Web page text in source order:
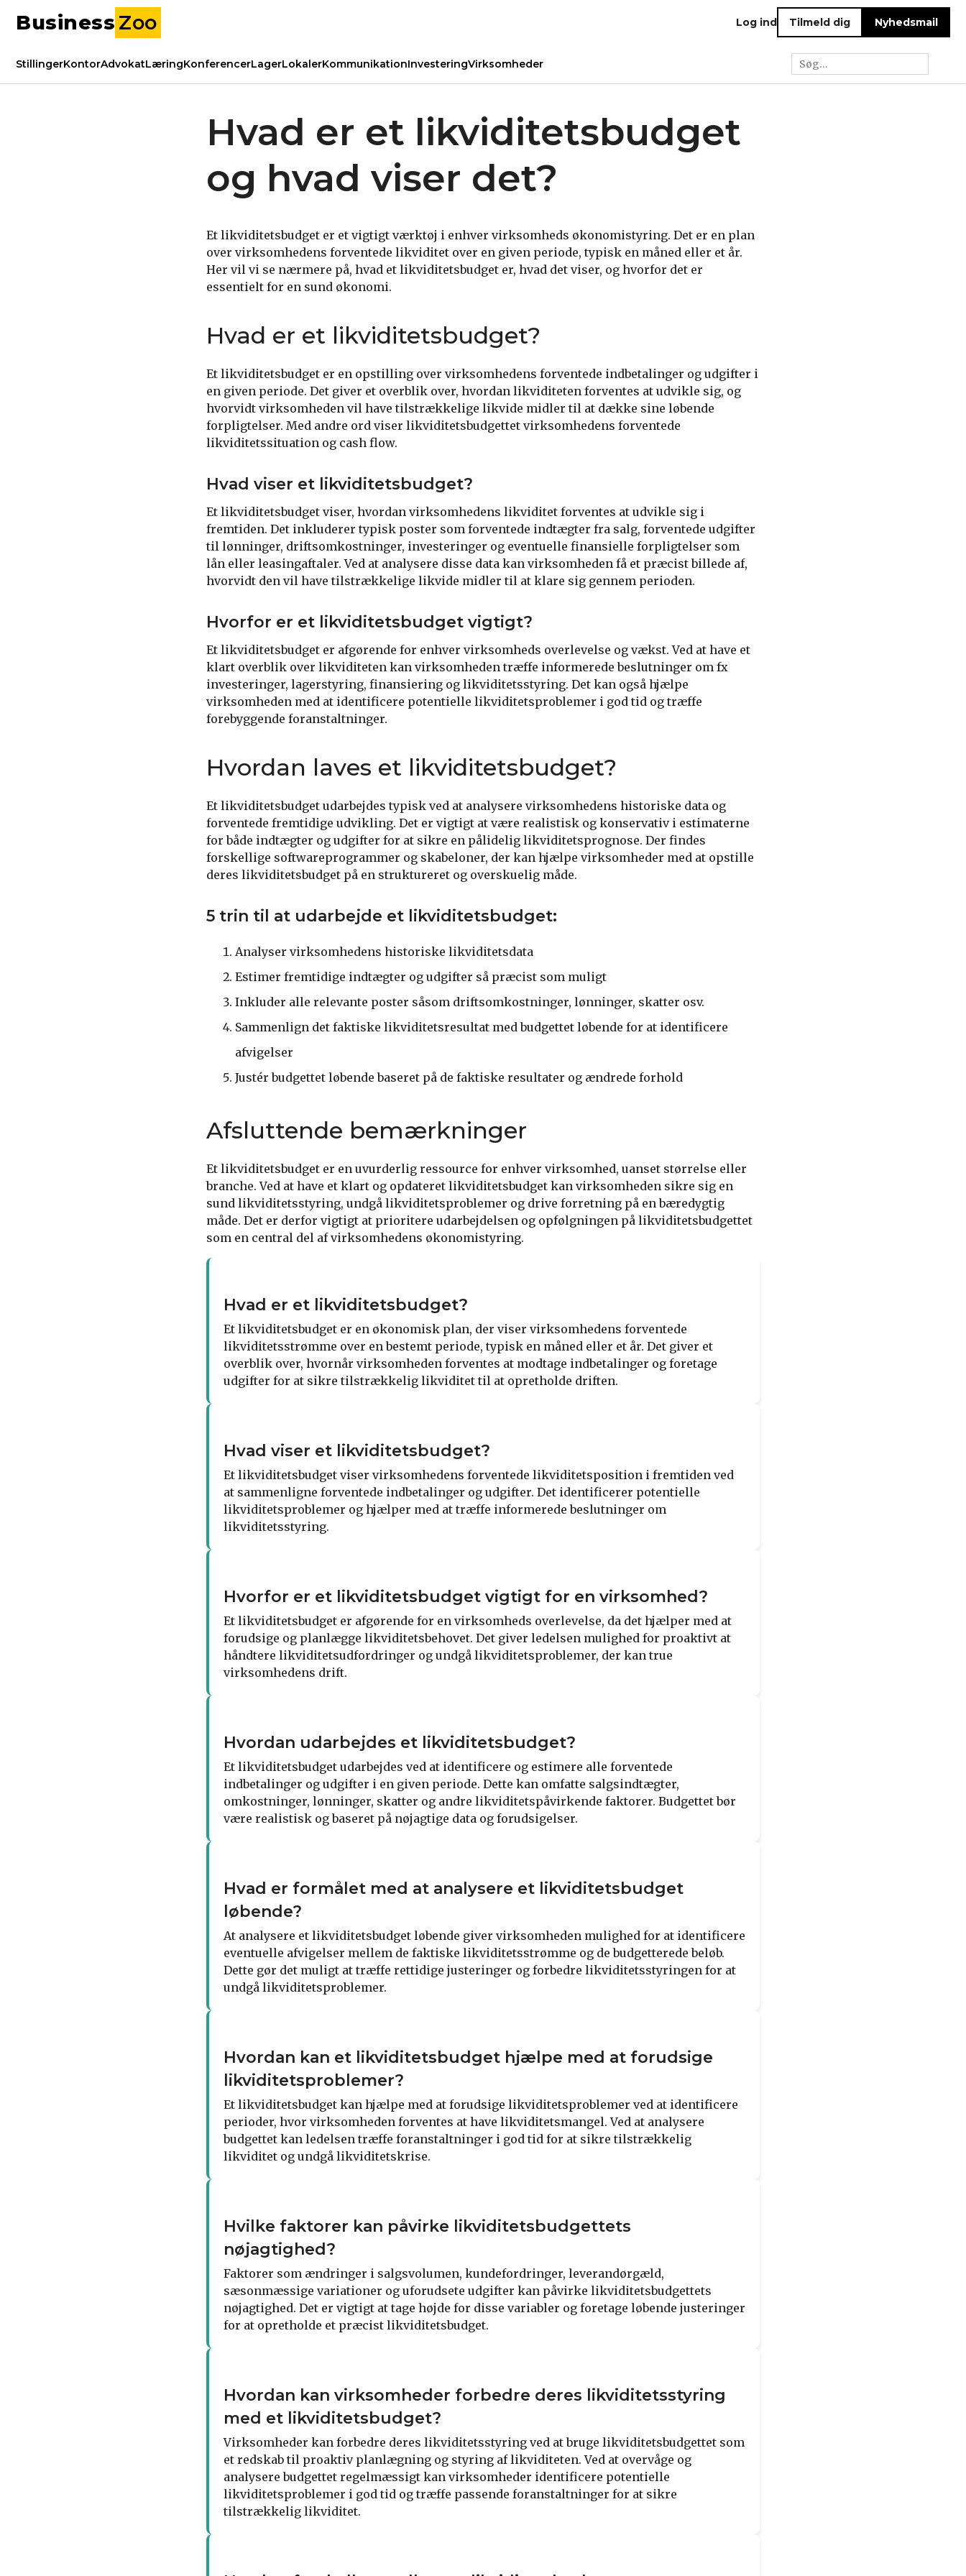
Business Zoo Log ind Tilmeld dig Nyhedsmail
StillingerKontorAdvokatLæringKonferencerLagerLokalerKommunikationInvesteringVirksomheder
Hvad er et likviditetsbudget
og hvad viser det?
Et likviditetsbudget er et vigtigt værktøj i enhver virksomheds økonomistyring. Det er en plan
over virksomhedens forventede likviditet over en given periode, typisk en måned eller et år.
Her vil vi se nærmere på, hvad et likviditetsbudget er, hvad det viser, og hvorfor det er
essentielt for en sund økonomi.
Hvad er et likviditetsbudget?
Et likviditetsbudget er en opstilling over virksomhedens forventede indbetalinger og udgifter i
en given periode. Det giver et overblik over, hvordan likviditeten forventes at udvikle sig, og
hvorvidt virksomheden vil have tilstrækkelige likvide midler til at dække sine løbende
forpligtelser. Med andre ord viser likviditetsbudgettet virksomhedens forventede
likviditetssituation og cash flow.
Hvad viser et likviditetsbudget?
Et likviditetsbudget viser, hvordan virksomhedens likviditet forventes at udvikle sig i
fremtiden. Det inkluderer typisk poster som forventede indtægter fra salg, forventede udgifter
til lønninger, driftsomkostninger, investeringer og eventuelle finansielle forpligtelser som
lån eller leasingaftaler. Ved at analysere disse data kan virksomheden få et præcist billede af,
hvorvidt den vil have tilstrækkelige likvide midler til at klare sig gennem perioden.
Hvorfor er et likviditetsbudget vigtigt?
Et likviditetsbudget er afgørende for enhver virksomheds overlevelse og vækst. Ved at have et
klart overblik over likviditeten kan virksomheden træffe informerede beslutninger om fx
investeringer, lagerstyring, finansiering og likviditetsstyring. Det kan også hjælpe
virksomheden med at identificere potentielle likviditetsproblemer i god tid og træffe
forebyggende foranstaltninger.
Hvordan laves et likviditetsbudget?
Et likviditetsbudget udarbejdes typisk ved at analysere virksomhedens historiske data og
forventede fremtidige udvikling. Det er vigtigt at være realistisk og konservativ i estimaterne
for både indtægter og udgifter for at sikre en pålidelig likviditetsprognose. Der findes
forskellige softwareprogrammer og skabeloner, der kan hjælpe virksomheder med at opstille
deres likviditetsbudget på en struktureret og overskuelig måde.
5 trin til at udarbejde et likviditetsbudget:
Analyser virksomhedens historiske likviditetsdata
Estimer fremtidige indtægter og udgifter så præcist som muligt
Inkluder alle relevante poster såsom driftsomkostninger, lønninger, skatter osv.
Sammenlign det faktiske likviditetsresultat med budgettet løbende for at identificere
afvigelser
Justér budgettet løbende baseret på de faktiske resultater og ændrede forhold
Afsluttende bemærkninger
Et likviditetsbudget er en uvurderlig ressource for enhver virksomhed, uanset størrelse eller
branche. Ved at have et klart og opdateret likviditetsbudget kan virksomheden sikre sig en
sund likviditetsstyring, undgå likviditetsproblemer og drive forretning på en bæredygtig
måde. Det er derfor vigtigt at prioritere udarbejdelsen og opfølgningen på likviditetsbudgettet
som en central del af virksomhedens økonomistyring.
Hvad er et likviditetsbudget?
Et likviditetsbudget er en økonomisk plan, der viser virksomhedens forventede
likviditetsstrømme over en bestemt periode, typisk en måned eller et år. Det giver et
overblik over, hvornår virksomheden forventes at modtage indbetalinger og foretage
udgifter for at sikre tilstrækkelig likviditet til at opretholde driften.
Hvad viser et likviditetsbudget?
Et likviditetsbudget viser virksomhedens forventede likviditetsposition i fremtiden ved
at sammenligne forventede indbetalinger og udgifter. Det identificerer potentielle
likviditetsproblemer og hjælper med at træffe informerede beslutninger om
likviditetsstyring.
Hvorfor er et likviditetsbudget vigtigt for en virksomhed?
Et likviditetsbudget er afgørende for en virksomheds overlevelse, da det hjælper med at
forudsige og planlægge likviditetsbehovet. Det giver ledelsen mulighed for proaktivt at
håndtere likviditetsudfordringer og undgå likviditetsproblemer, der kan true
virksomhedens drift.
Hvordan udarbejdes et likviditetsbudget?
Et likviditetsbudget udarbejdes ved at identificere og estimere alle forventede
indbetalinger og udgifter i en given periode. Dette kan omfatte salgsindtægter,
omkostninger, lønninger, skatter og andre likviditetspåvirkende faktorer. Budgettet bør
være realistisk og baseret på nøjagtige data og forudsigelser.
Hvad er formålet med at analysere et likviditetsbudget
løbende?
At analysere et likviditetsbudget løbende giver virksomheden mulighed for at identificere
eventuelle afvigelser mellem de faktiske likviditetsstrømme og de budgetterede beløb.
Dette gør det muligt at træffe rettidige justeringer og forbedre likviditetsstyringen for at
undgå likviditetsproblemer.
Hvordan kan et likviditetsbudget hjælpe med at forudsige
likviditetsproblemer?
Et likviditetsbudget kan hjælpe med at forudsige likviditetsproblemer ved at identificere
perioder, hvor virksomheden forventes at have likviditetsmangel. Ved at analysere
budgettet kan ledelsen træffe foranstaltninger i god tid for at sikre tilstrækkelig
likviditet og undgå likviditetskrise.
Hvilke faktorer kan påvirke likviditetsbudgettets
nøjagtighed?
Faktorer som ændringer i salgsvolumen, kundefordringer, leverandørgæld,
sæsonmæssige variationer og uforudsete udgifter kan påvirke likviditetsbudgettets
nøjagtighed. Det er vigtigt at tage højde for disse variabler og foretage løbende justeringer
for at opretholde et præcist likviditetsbudget.
Hvordan kan virksomheder forbedre deres likviditetsstyring
med et likviditetsbudget?
Virksomheder kan forbedre deres likviditetsstyring ved at bruge likviditetsbudgettet som
et redskab til proaktiv planlægning og styring af likviditeten. Ved at overvåge og
analysere budgettet regelmæssigt kan virksomheder identificere potentielle
likviditetsproblemer i god tid og træffe passende foranstaltninger for at sikre
tilstrækkelig likviditet.